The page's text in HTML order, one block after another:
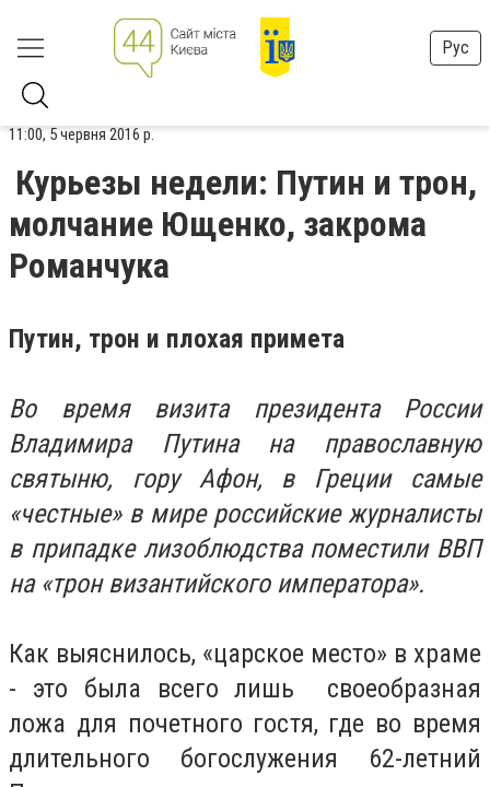
Рус
11:00, 5 червня 2016 р.
Курьезы недели: Путин и трон,
молчание Ющенко, закрома
Романчука
Путин, трон и плохая примета
Во время визита президента России
Владимира Путина на православную
святыню, гору Афон, в Греции самые
«честные» в мире российские журналисты
в припадке лизоблюдства поместили ВВП
на «трон византийского императора».
Как выяснилось, «царское место» в храме
- это была всего лишь своеобразная
ложа для почетного гостя, где во время
длительного богослужения 62-летний